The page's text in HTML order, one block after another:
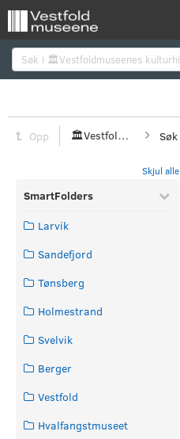
Opp 🏛️Vestfoldmuseenes kulturhistoriske bilder
Skjul alle
SmartFolders
Larvik
Sandefjord
Tønsberg
Holmestrand
Svelvik
Berger
Vestfold
Hvalfangstmuseet